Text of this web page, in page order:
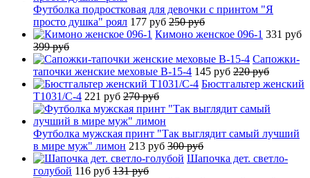
Футболка подростковая для девочки с принтом "Я
просто душка" роял 177 руб 250 руб
Кимоно женское 096-1 331 руб
399 руб
Сапожки-
тапочки женские меховые B-15-4 145 руб 220 руб
Бюстгальтер женский
T1031/C-4 221 руб 270 руб
Футболка мужская принт "Так выглядит самый лучший
в мире муж" лимон 213 руб 300 руб
Шапочка дет. светло-
голубой 116 руб 131 руб